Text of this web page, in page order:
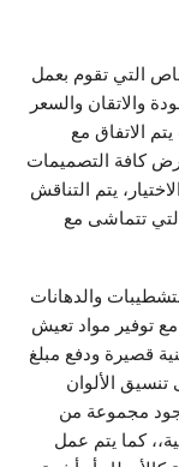
التي تقوم بعمل
والاتقان والسعر
الاتفاق مع
كافة التصميمات
يتم التناقش
تتماشى مع
والدهانات
توفير مواد تعيش
قصيرة ودفع مبلغ
تنسيق الألوان
مجموعة من
كما يتم عمل